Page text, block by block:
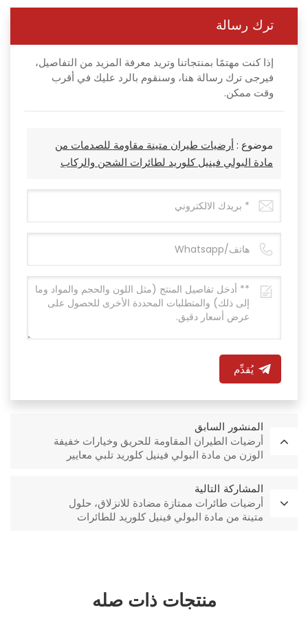
ترك رسالة
إذا كنت مهتمًا بمنتجاتنا وتريد معرفة المزيد من التفاصيل،
فيرجى ترك رسالة هنا، وسنقوم بالرد عليك في أقرب
وقت ممكن.
موضوع :أرضيات طيران متينة مقاومة للصدمات من
مادة البولي فينيل كلوريد لطائرات الشحن والركاب
يُقدِّم
المنشور السابق
أرضيات الطيران المقاومة للحريق وخيارات خفيفة
الوزن من مادة البولي فينيل كلوريد تلبي معايير
المشاركة التالية
أرضيات طائرات ممتازة مضادة للانزلاق، حلول
متينة من مادة البولي فينيل كلوريد للطائرات
منتجات ذات صله